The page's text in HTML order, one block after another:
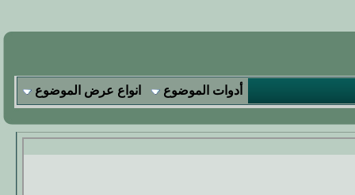
أدوات الموضوع انواع عرض الموضوع